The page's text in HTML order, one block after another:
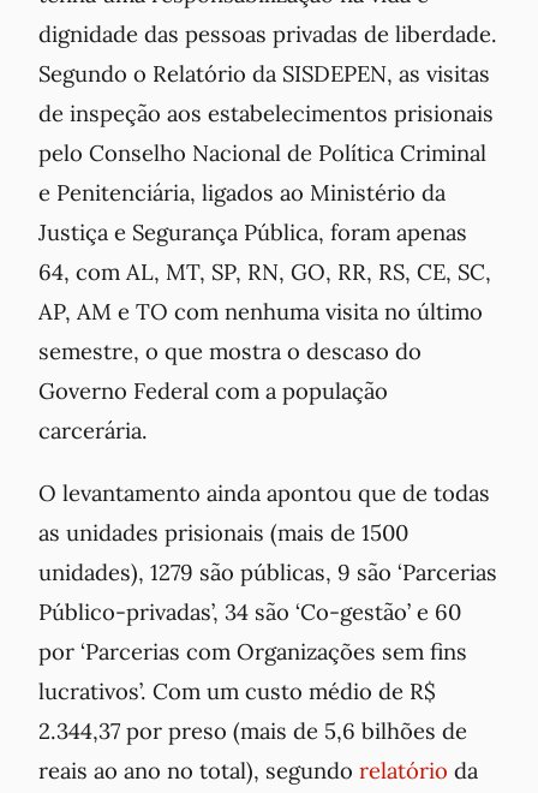
dignidade das pessoas privadas de liberdade.
Segundo o Relatório da SISDEPEN, as visitas
de inspeção aos estabelecimentos prisionais
pelo Conselho Nacional de Política Criminal
e Penitenciária, ligados ao Ministério da
Justiça e Segurança Pública, foram apenas
64, com AL, MT, SP, RN, GO, RR, RS, CE, SC,
AP, AM e TO com nenhuma visita no último
semestre, o que mostra o descaso do
Governo Federal com a população
carcerária.
O levantamento ainda apontou que de todas
as unidades prisionais (mais de 1500
unidades), 1279 são públicas, 9 são ‘Parcerias
Público-privadas’, 34 são ‘Co-gestão’ e 60
por ‘Parcerias com Organizações sem fins
lucrativos’. Com um custo médio de R$
2.344,37 por preso (mais de 5,6 bilhões de
reais ao ano no total), segundo relatório da